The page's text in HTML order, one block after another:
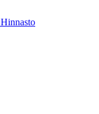
Hinnasto